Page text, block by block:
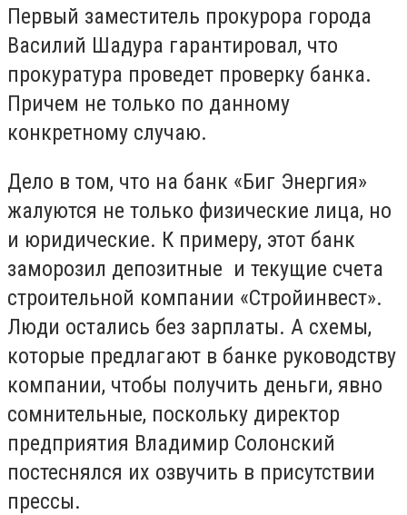
Первый заместитель прокурора города
Василий Шадура гарантировал, что
прокуратура проведет проверку банка.
Причем не только по данному
конкретному случаю.
Дело в том, что на банк «Биг Энергия»
жалуются не только физические лица, но
и юридические. К примеру, этот банк
заморозил депозитные и текущие счета
строительной компании «Стройинвест».
Люди остались без зарплаты. А схемы,
которые предлагают в банке руководству
компании, чтобы получить деньги, явно
сомнительные, поскольку директор
предприятия Владимир Солонский
постеснялся их озвучить в присутствии
прессы.